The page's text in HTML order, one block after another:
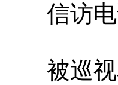
信访电
被巡视